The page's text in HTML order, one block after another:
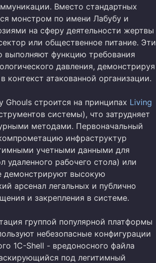
Вместо стандартных
монстром по имени Лабубу и
на сферу деятельности жертвы
или общественное питание. Эти
выполняют функцию требования
давления, демонстрируя
контекст атакованной организации.
Ghouls строится на принципах Living
системы), что затрудняет
методами. Первоначальный
инфраструктур
учетными данными для
удаленного рабочего стола) или
демонстрируют высокую
арсенал легальных и публично
и закрепления в системе.
группой популярной платформы
небезопасные конфигурации
1C-Shell - вредоносного файла
под легитимный